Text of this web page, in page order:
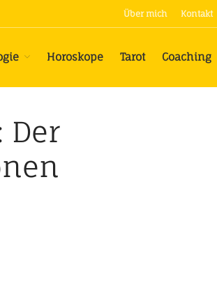
Astrologie
Über mich Kontakt
Horoskope Tarot Coaching
Der